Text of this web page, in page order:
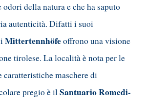
della natura e che ha saputo
autenticità. Difatti i suoi
Mittertennhöfeoffrono una visione
tirolese. La località è nota per le
caratteristiche maschere di
pregio è ilSantuario Romedi-